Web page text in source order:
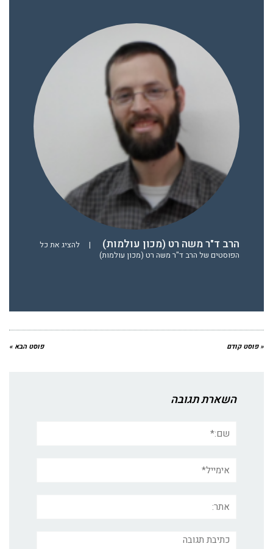
הרב ד"ר משה רט (מכון עולמות) |
להציג את כל
הפוסטים של הרב ד"ר משה רט (מכון עולמות)
« פוסט קודם פוסט הבא »
השארת תגובה
תגובה